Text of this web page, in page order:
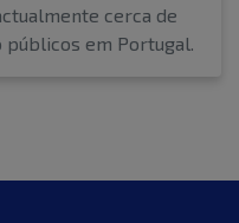
cerca de
em Portugal.